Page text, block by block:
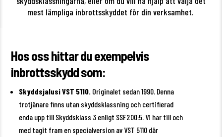
mest lämpliga inbrottsskyddet för din verksamhet.
Hos oss hittar du exempelvis
inbrottsskydd som:
Skyddsjalusi VST 5110. Originalet sedan 1990. Denna
trotjänare finns utan skyddsklassning och certifierad
enda upp till Skyddsklass 3 enligt SSF200:5. Vi har till och
med tagit fram en specialversion av VST 5110 där